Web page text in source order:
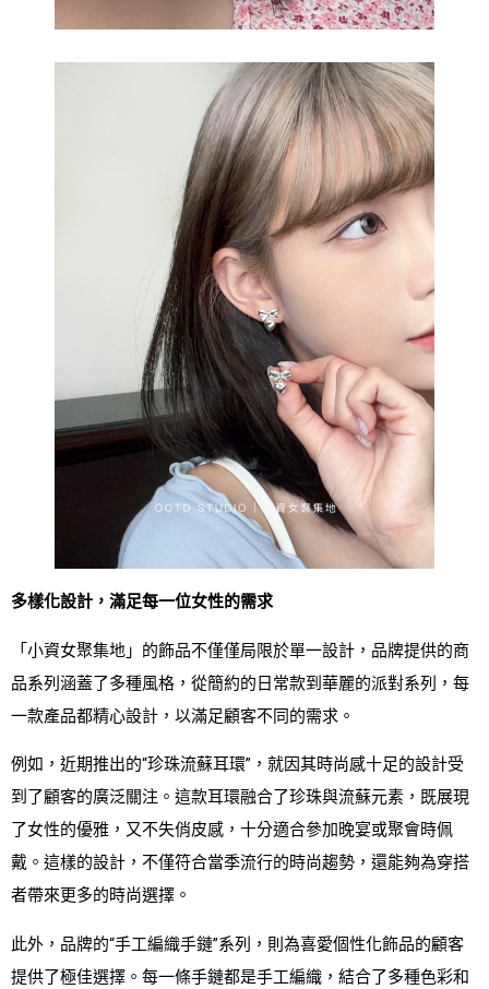
多樣化設計，滿足每一位女性的需求
「小資女聚集地」的飾品不僅僅局限於單一設計，品牌提供的商
品系列涵蓋了多種風格，從簡約的日常款到華麗的派對系列，每
一款產品都精心設計，以滿足顧客不同的需求。
例如，近期推出的“珍珠流蘇耳環”，就因其時尚感十足的設計受
到了顧客的廣泛關注。這款耳環融合了珍珠與流蘇元素，既展現
了女性的優雅，又不失俏皮感，十分適合參加晚宴或聚會時佩
戴。這樣的設計，不僅符合當季流行的時尚趨勢，還能夠為穿搭
者帶來更多的時尚選擇。
此外，品牌的“手工編織手鏈”系列，則為喜愛個性化飾品的顧客
提供了極佳選擇。每一條手鏈都是手工編織，結合了多種色彩和